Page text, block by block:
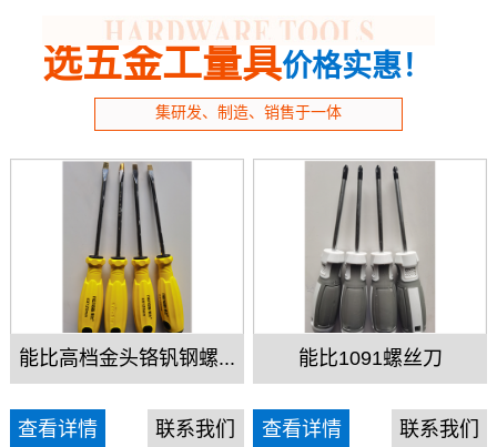
选五金工量具价格实惠！
集研发、制造、销售于一体
能比高档金头铬钒钢螺...
查看详情 联系我们
能比1091螺丝刀
查看详情 联系我们